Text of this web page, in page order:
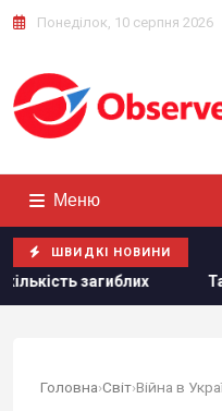
Понеділок, 10 серпня 2026
Меню
ШВИДКІ НОВИНИ
показав під час
Головна›Світ›